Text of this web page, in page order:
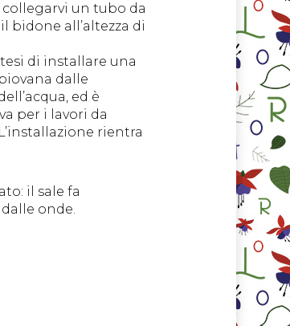
un tubo da
bidone all’altezza di
di installare una
dalle
ed è
per i lavori da
rientra
il sale fa
onde.